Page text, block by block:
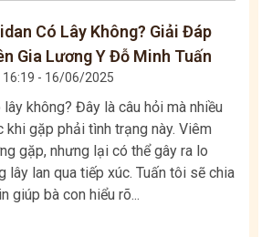
Có Lây Không? Giải Đáp
Gia Lương Y Đỗ Minh Tuấn
16:19 - 16/06/2025
không? Đây là câu hỏi mà nhiều
khi gặp phải tình trạng này. Viêm
gặp, nhưng lại có thể gây ra lo
lây lan qua tiếp xúc. Tuấn tôi sẽ chia
giúp bà con hiểu rõ...